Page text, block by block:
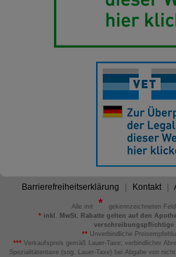
Barrierefreiheitserklärung Kontakt
Alle mit
gekennzeichneten
*inkl. MwSt. Rabatte gelten auf den
verschreibungspflichtige
** Unverbindliche
*** Verkaufspreis gemäß Lauer-Taxe; verbindlicher
Spezialitätentaxe (sog. Lauer-Taxe) bei Abgabe von